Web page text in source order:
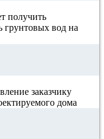
получить
грунтовых вод на
заказчику
дома